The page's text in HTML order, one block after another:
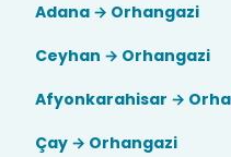
Adana → Orhangazi
Ceyhan → Orhangazi
Afyonkarahisar →
Çay → Orhangazi